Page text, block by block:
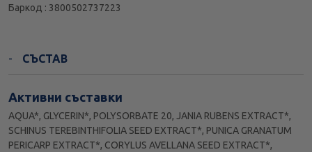
Баркод : 3800502737223
СЪСТАВ
Активни съставки
AQUA*, GLYCERIN*, POLYSORBATE 20, JANIA RUBENS EXTRACT*,
SCHINUS TEREBINTHIFOLIA SEED EXTRACT*, PUNICA GRANATUM
PERICARP EXTRACT*, CORYLUS AVELLANA SEED EXTRACT*,